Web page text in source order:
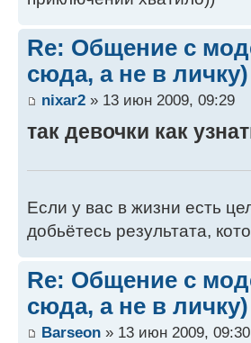
Re: Общение с
сюда, а не в личку)
nixar2 » 13 июн 2009, 09:29
так девочки как
Если у вас в жизни есть
добьётесь результата,
Re: Общение с
сюда, а не в личку)
Barseon » 13 июн 2009, 09:30